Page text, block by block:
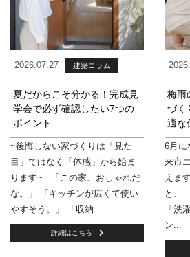
2026.07.27 建築コラム
夏だからこそ分かる！完成見
学会で必ず確認したい7つの
ポイント
~後悔しない家づくりは「見た
目」ではなく「体感」から始ま
ります~ 「この家、おしゃれだ
な。」 「キッチンが広くて使い
やすそう。」 「収納...
詳細はこちら
梅雨
づく
適な
6月に
来市
えま
と、
「洗
ン...